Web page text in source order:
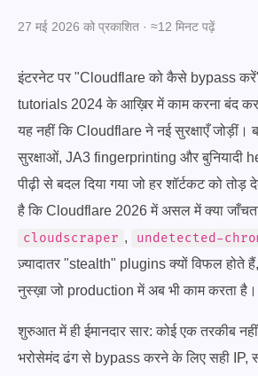
27 मई 2026 को प्रकाशित · ≈12 मिनट पढ़ें
इंटरनेट पर "Cloudflare को कैसे bypass करें"
tutorials 2024 के आख़िर में काम करना बंद
यह नहीं कि Cloudflare ने नई सुरक्षाएँ जोड़ीं।
सुरक्षाओं, JA3 fingerprinting और बुनियादी
पीढ़ी से बदल दिया गया जो हर शॉर्टकट को तोड़
है कि Cloudflare 2026 में असल में क्या
cloudscraper , undetected-
ज़्यादातर "stealth" plugins क्यों विफल होते
नुस्ख़ा जो production में अब भी काम करता है।
शुरुआत में ही ईमानदार सार: कोई एक तरकीब
भरोसेमंद ढंग से bypass करने के लिए सही IP,